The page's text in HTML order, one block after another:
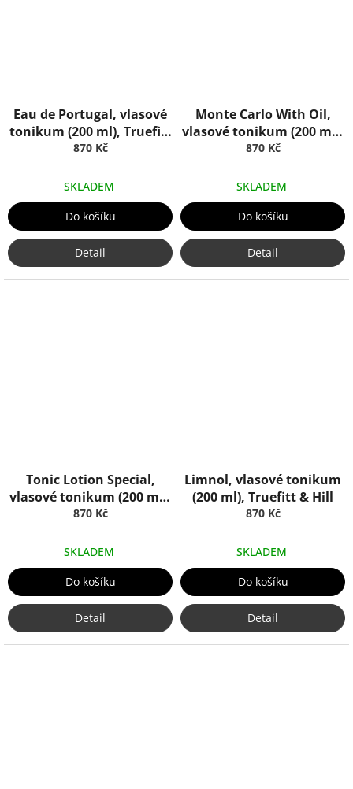
Eau de Portugal, vlasové
tonikum (200 ml), Truefitt
& Hill
870 Kč
SKLADEM
Do košíku
Detail
Monte Carlo With Oil,
vlasové tonikum (200 ml),
Truefitt & Hill
870 Kč
SKLADEM
Do košíku
Detail
Tonic Lotion Special,
vlasové tonikum (200 ml),
Truefitt & Hill
870 Kč
SKLADEM
Do košíku
Detail
Limnol, vlasové tonikum
(200 ml), Truefitt & Hill
870 Kč
SKLADEM
Do košíku
Detail